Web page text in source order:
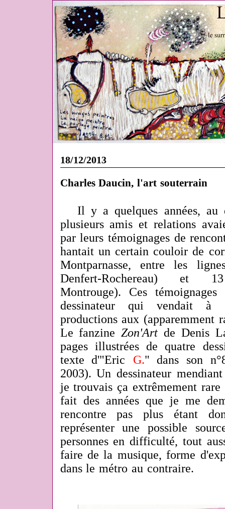
18/12/2013
Charles Daucin, l'art souterrain
Il y a quelques années, au
plusieurs amis et relations
par leurs témoignages de
hantait un certain couloir de
Montparnasse, entre les
Denfert-Rochereau) et 13
Montrouge). Ces
dessinateur qui vendait à
productions aux (apparemment
Le fanzineZon'Art de Denis
pages illustrées de quatre
texte d'"Eric G." dans son
2003). Un dessinateur
je trouvais ça extrêmement
fait des années que je me
rencontre pas plus étant
représenter une possible
personnes en difficulté, tout
faire de la musique, forme
dans le métro au contraire.